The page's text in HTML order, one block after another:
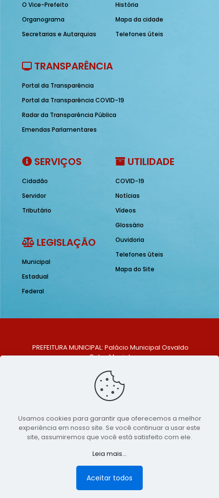
O Vice-Prefeito
Organograma
Secretarias e Autarquias
História
Mapa da cidade
Telefones úteis
TRANSPARÊNCIA
Portal da Transparência
Portal da Transparência COVID-19
Radar da Transparência Pública
Emendas Parlamentares
SERVIÇOS
Cidadão
Servidor
Tributário
LEGISLAÇÃO
Municipal
Estadual
Federal
UTILIDADE
COVID-19
Notícias
Vídeos
Glossário
Ouvidoria
Telefones úteis
Mapa do Site
PREFEITURA MUNICIPAL: Palácio Municipal Osvaldo
Celso Maciel
Centro, São Bento do Una - PE. CEP: 553370-128
TELEFONE: (81) 99548-1569
E-MAIL: ouvidoria@saobentodouna.pe.gov.br
Copyright 2021-2026 - Assessoria de Comunicação da
Prefeitura de São Bento do Una - PE
publicidadeLumusWeb - Agência Digital
Usamos cookies para garantir que oferecemos a melhor
experiência em nosso site. Se você continuar a usar este
site, assumiremos que você está satisfeito com ele.
Leia mais...
Aceitar todos